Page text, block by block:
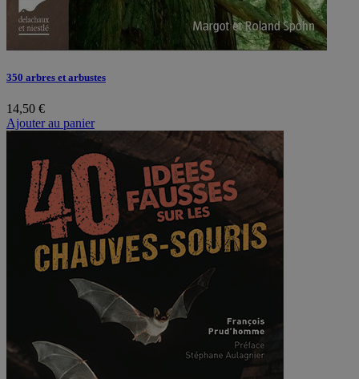
350 arbres et arbustes
14,50 €
Ajouter au panier